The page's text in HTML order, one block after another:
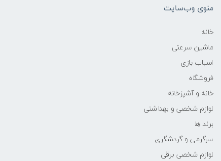
منوی وب‌سایت
خانه
ماشین سرعتی
اسباب بازی
فروشگاه
خانه و آشپزخانه
لوازم شخصی و بهداشتی
برند ها
سرگرمی و گردشگری
لوازم شخصی برقی